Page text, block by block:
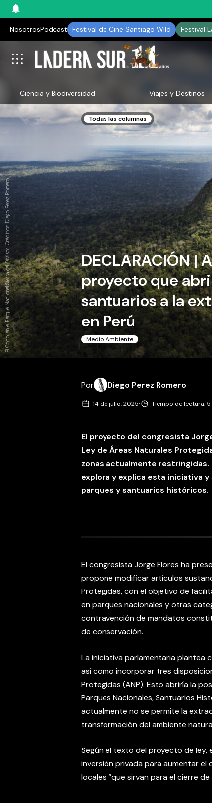
NosotrosPodcast Festival de Cine Santiago Wild Festival
Ciencia y Biodiversidad Viajes y Destinos
El Cono, en el Parque Nacional Sierra del Divisor. Créditos: Diego Perez Romero
Todas las columnas
DECLARACIÓN |
proyecto que
santuarios a la
en Perú
Medio Ambiente
Por Diego Perez Romero
14 de julio, 2025· Tiempo de lectura:
El proyecto del congresista
Ley de Áreas Naturales
zonas actualmente restringidas.
explora y explica esta iniciativa
parques y santuarios históricos.
El congresista Jorge Flores ha
propone modificar artículos
Protegidas, con el objetivo de
en parques nacionales y otras
contravención de mandatos
de conservación.
La iniciativa parlamentaria plantea
así como incorporar tres
Protegidas (ANP). Esto abriría la
Parques Nacionales, Santuarios
actualmente no se permite la
transformación del ambiente
Según el texto del proyecto de
inversión privada para aumentar el
locales “que sirvan para el cierre